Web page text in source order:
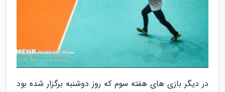
در دیگر بازی های هفته سوم که روز دوشنبه برگزار شده بود